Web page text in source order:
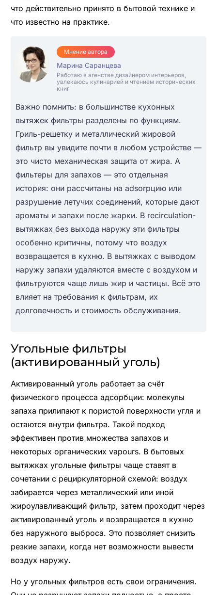
что действительно принято в бытовой технике и
что известно на практике.
Мнение автора
Марина Саранцева
Работаю в агенстве дизайнером интерьеров,
увлекаюсь кулинарией и чтением исторических
книг
Важно помнить: в большинстве кухонных
вытяжек фильтры разделены по функциям.
Гриль-решетку и металлический жировой
фильтр вы увидите почти в любом устройстве —
это чисто механическая защита от жира. А
фильтеры для запахов — это отдельная
история: они рассчитаны на adsorpцию или
разрушение летучих соединений, которые дают
ароматы и запахи после жарки. В recirculation-
вытяжках без выхода наружу эти фильтры
особенно критичны, потому что воздух
возвращается в кухню. В вытяжках с выводом
наружу запахи удаляются вместе с воздухом и
фильтруются чаще лишь жир и частицы. Всё это
влияет на требования к фильтрам, их
долговечность и стоимость обслуживания.
Угольные фильтры
(активированный уголь)
Активированный уголь работает за счёт
физического процесса адсорбции: молекулы
запаха прилипают к пористой поверхности угля и
остаются внутри фильтра. Такой подход
эффективен против множества запахов и
некоторых органических vapours. В бытовых
вытяжках угольные фильтры чаще ставят в
сочетании с рециркуляторной схемой: воздух
забирается через металлический или иной
жироулавливающий фильтр, затем проходит через
активированный уголь и возвращается в кухню
без наружного выброса. Это позволяет снизить
резкие запахи, когда нет возможности вывести
воздух наружу.
Но у угольных фильтров есть свои ограничения.